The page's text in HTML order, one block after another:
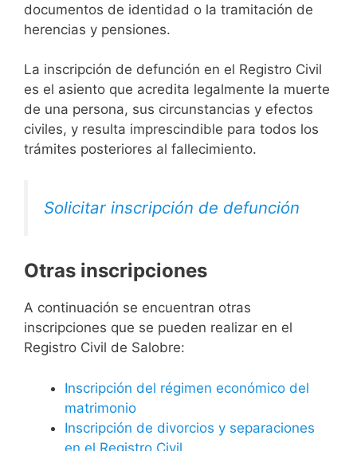
documentos de identidad o la tramitación de
herencias y pensiones.
La inscripción de defunción en el Registro Civil
es el asiento que acredita legalmente la muerte
de una persona, sus circunstancias y efectos
civiles, y resulta imprescindible para todos los
trámites posteriores al fallecimiento.
Solicitar inscripción de defunción
Otras inscripciones
A continuación se encuentran otras
inscripciones que se pueden realizar en el
Registro Civil de Salobre:
Inscripción del régimen económico del
matrimonio
Inscripción de divorcios y separaciones
en el Registro Civil